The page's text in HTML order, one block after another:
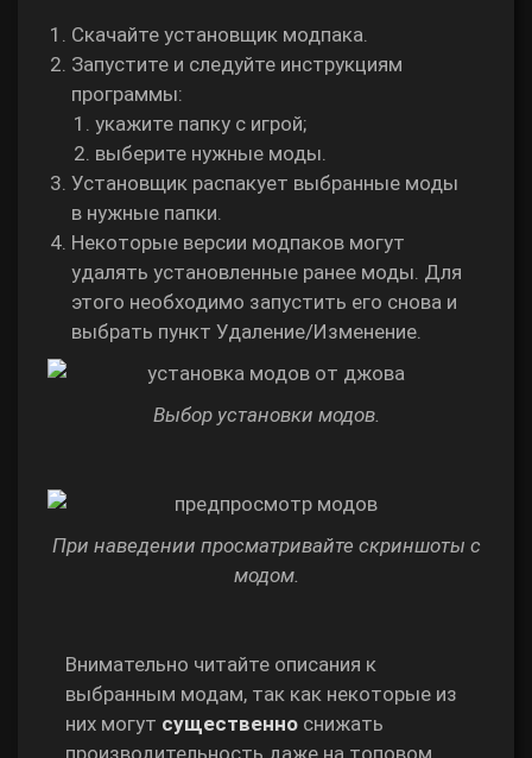
Скачайте установщик модпака.
Запустите и следуйте инструкциям
программы:
укажите папку с игрой;
выберите нужные моды.
Установщик распакует выбранные моды
в нужные папки.
Некоторые версии модпаков могут
удалять установленные ранее моды. Для
этого необходимо запустить его снова и
выбрать пункт Удаление/Изменение.
Выбор установки модов.
При наведении просматривайте скриншоты с
модом.
Внимательно читайте описания к
выбранным модам, так как некоторые из
них могут существенно снижать
производительность даже на топовом